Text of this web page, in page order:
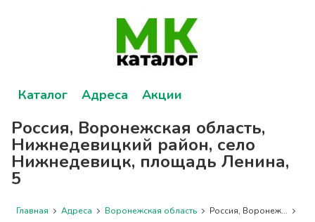
Каталог Адреса Акции
Россия, Воронежская область,
Нижнедевицкий район, село
Нижнедевицк, площадь Ленина,
5
Главная Адреса Воронежская область Россия, Воронеж...